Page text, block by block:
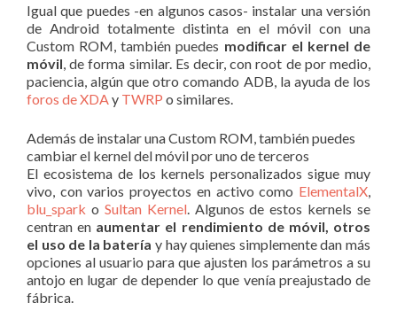
Igual que puedes -en algunos casos- instalar una versión
de Android totalmente distinta en el móvil con una
Custom ROM, también puedes modificar el kernel de
móvil , de forma similar. Es decir, con root de por medio,
paciencia, algún que otro comando ADB, la ayuda de los
foros de XDA y TWRP o similares.
Además de instalar una Custom ROM, también puedes
cambiar el kernel del móvil por uno de terceros
El ecosistema de los kernels personalizados sigue muy
vivo, con varios proyectos en activo como ElementalX
blu_spark o Sultan Kernel. Algunos de estos kernels se
centran en aumentar el rendimiento de móvil, otros
el uso de la batería y hay quienes simplemente dan más
opciones al usuario para que ajusten los parámetros a su
antojo en lugar de depender lo que venía preajustado de
fábrica.